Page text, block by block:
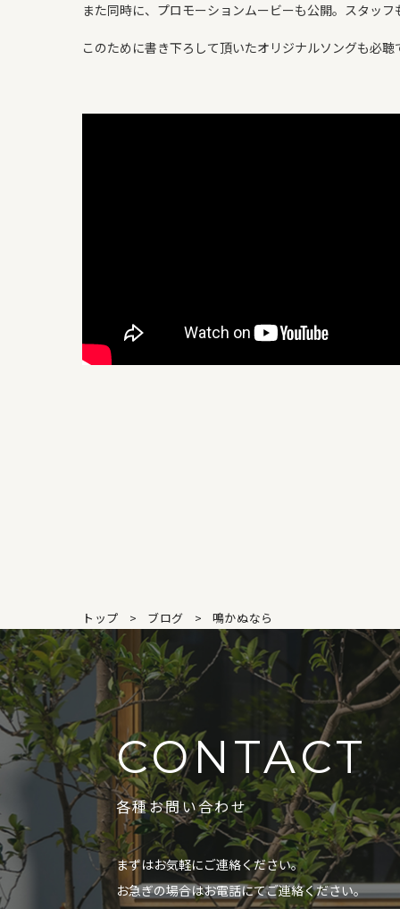
また同時に、プロモーションムービーも公開。スタッフ
このために書き下ろして頂いたオリジナルソングも必聴
トップ ブログ 鳴かぬなら
CONTACT
各種お問い合わせ
まずはお気軽にご連絡ください。
お急ぎの場合はお電話にてご連絡ください。